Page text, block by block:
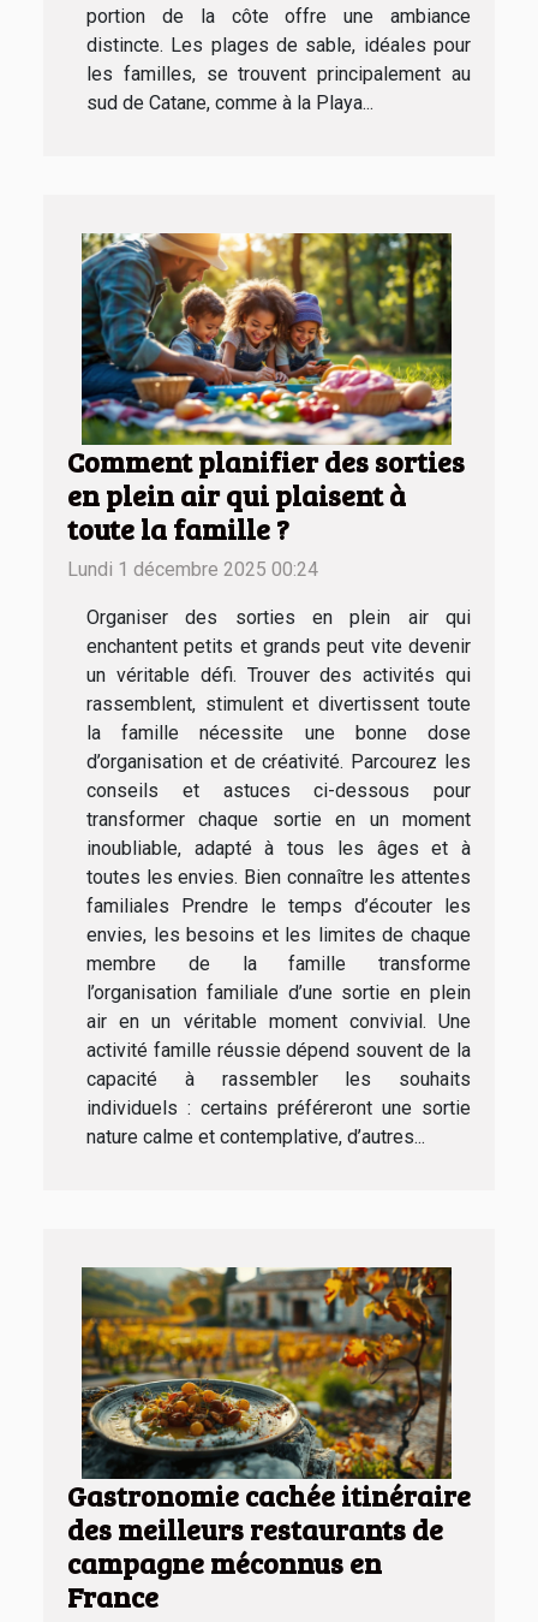
portion de la côte offre une ambiance
distincte. Les plages de sable, idéales pour
les familles, se trouvent principalement au
sud de Catane, comme à la Playa...
Comment planifier des sorties
en plein air qui plaisent à
toute la famille ?
Lundi 1 décembre 2025 00:24
Organiser des sorties en plein air qui
enchantent petits et grands peut vite devenir
un véritable défi. Trouver des activités qui
rassemblent, stimulent et divertissent toute
la famille nécessite une bonne dose
d’organisation et de créativité. Parcourez les
conseils et astuces ci-dessous pour
transformer chaque sortie en un moment
inoubliable, adapté à tous les âges et à
toutes les envies. Bien connaître les attentes
familiales Prendre le temps d’écouter les
envies, les besoins et les limites de chaque
membre de la famille transforme
l’organisation familiale d’une sortie en plein
air en un véritable moment convivial. Une
activité famille réussie dépend souvent de la
capacité à rassembler les souhaits
individuels : certains préféreront une sortie
nature calme et contemplative, d’autres...
Gastronomie cachée itinéraire
des meilleurs restaurants de
campagne méconnus en
France